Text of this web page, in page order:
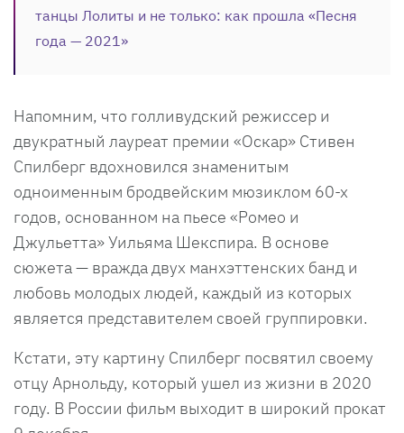
танцы Лолиты и не только: как прошла «Песня
года — 2021»
Напомним, что голливудский режиссер и
двукратный лауреат премии «Оскар» Стивен
Спилберг вдохновился знаменитым
одноименным бродвейским мюзиклом 60-х
годов, основанном на пьесе «Ромео и
Джульетта» Уильяма Шекспира. В основе
сюжета — вражда двух манхэттенских банд и
любовь молодых людей, каждый из которых
является представителем своей группировки.
Кстати, эту картину Спилберг посвятил своему
отцу Арнольду, который ушел из жизни в 2020
году. В России фильм выходит в широкий прокат